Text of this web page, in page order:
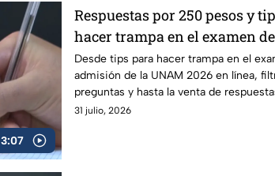
3:07
Respuestas por 250 pesos y
hacer trampa en el examen de
admisión de la UNAM 2026
Desde tips para hacer trampa en el
admisión de la UNAM 2026 en línea,
preguntas y hasta la venta de
investigar.
31 julio, 2026